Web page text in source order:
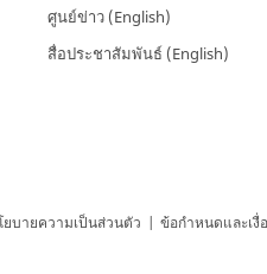
ศูนย์ข่าว (English)
สื่อประชาสัมพันธ์ (English)
ยบายความเป็นส่วนตัว | ข้อกำหนดและเงื่